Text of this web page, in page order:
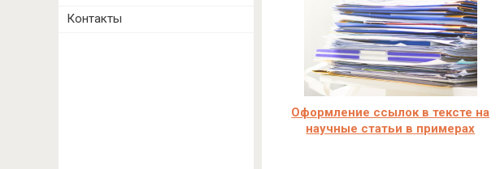
Оформление ссылок в тексте на
научные статьи в примерах
Контакты